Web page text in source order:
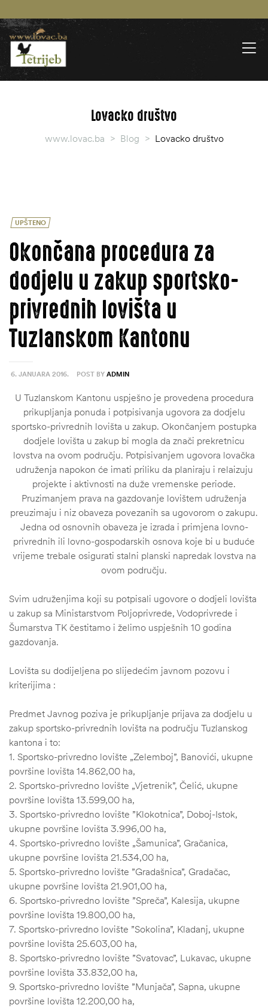
Lovacko društvo
www.lovac.ba > Blog > Lovacko društvo
UPŠTENO
6. JANUARA 2016. POST BY ADMIN
Okončana procedura za
dodjelu u zakup sportsko-
privrednih lovišta u
Tuzlanskom Kantonu
U Tuzlanskom Kantonu uspješno je provedena procedura
prikupljanja ponuda i potpisivanja ugovora za dodjelu
sportsko-privrednih lovišta u zakup. Okončanjem postupka
dodjele lovišta u zakup bi mogla da znači prekretnicu
lovstva na ovom području. Potpisivanjem ugovora lovačka
udruženja napokon će imati priliku da planiraju i relaizuju
projekte i aktivnosti na duže vremenske periode.
Pruzimanjem prava na gazdovanje lovištem udruženja
preuzimaju i niz obaveza povezanih sa ugovorom o zakupu.
Jedna od osnovnih obaveza je izrada i primjena lovno-
privrednih ili lovno-gospodarskih osnova koje bi u buduće
vrijeme trebale osigurati stalni planski napredak lovstva na
ovom području.
Svim udruženjima koji su potpisali ugovore o dodjeli lovišta
u zakup sa Ministarstvom Poljoprivrede, Vodoprivrede i
Šumarstva TK čestitamo i želimo uspješnih 10 godina
gazdovanja.
Lovišta su dodijeljena po slijedećim javnom pozovu i
kriterijima :
Predmet Javnog poziva je prikupljanje prijava za dodjelu u
zakup sportsko-privrednih lovišta na području Tuzlanskog
kantona i to:
1. Sportsko-privredno lovište „Zelemboj”, Banovići, ukupne
površine lovišta 14.862,00 ha,
2. Sportsko-privredno lovište „Vjetrenik”, Čelić, ukupne
površine lovišta 13.599,00 ha,
3. Sportsko-privredno lovište ”Klokotnica”, Doboj-Istok,
ukupne površine lovišta 3.996,00 ha,
4. Sportsko-privredno lovište „Šamunica”, Gračanica,
ukupne površine lovišta 21.534,00 ha,
5. Sportsko-privredno lovište ”Gradašnica”, Gradačac,
ukupne površine lovišta 21.901,00 ha,
6. Sportsko-privredno lovište ”Spreča”, Kalesija, ukupne
površine lovišta 19.800,00 ha,
7. Sportsko-privredno lovište ”Sokolina”, Kladanj, ukupne
površine lovišta 25.603,00 ha,
8. Sportsko-privredno lovište ”Svatovac”, Lukavac, ukupne
površine lovišta 33.832,00 ha,
9. Sportsko-privredno lovište ”Munjača”, Sapna, ukupne
površine lovišta 12.200,00 ha,